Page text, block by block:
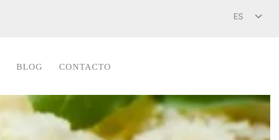
ES
BLOG CONTACTO